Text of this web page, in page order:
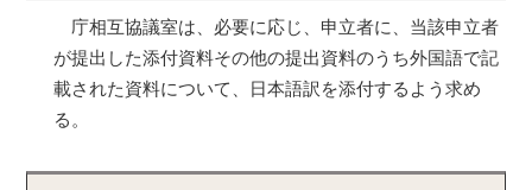
庁相互協議室は、必要に応じ、申立者に、当該申立者
が提出した添付資料その他の提出資料のうち外国語で記
載された資料について、日本語訳を添付するよう求め
る。